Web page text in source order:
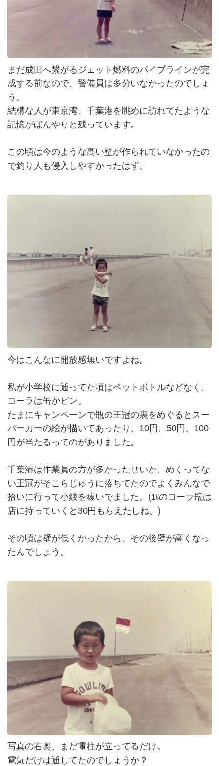
まだ成田へ繋がるジェット燃料のパイプラインが完
成する前なので、警備員は多分いなかったのでしょ
う。
結構な人が東京湾、千葉港を眺めに訪れてたような
記憶がぼんやりと残っています。
この頃は今のような高い壁が作られていなかったの
で釣り人も侵入しやすかったはず。
今はこんなに開放感無いですよね。
私が小学校に通ってた頃はペットボトルなどなく、
コーラは缶かビン。
たまにキャンペーンで瓶の王冠の裏をめぐるとスー
パーカーの絵が描いてあったり、10円、50円、100
円が当たるってのがありました。
千葉港は作業員の方が多かったせいか、めくってな
い王冠がそこらじゅうに落ちてたのでよくみんなで
拾いに行って小銭を稼いでました。(1ℓのコーラ瓶は
店に持っていくと30円もらえたしね。)
その頃は壁が低くかったから、その後壁が高くなっ
たんでしょう。
写真の右奥、まだ電柱が立ってるだけ。
電気だけは通してたのでしょうか？